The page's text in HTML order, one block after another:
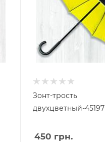
Зонт-трость
двухцветный-45197
450 грн.